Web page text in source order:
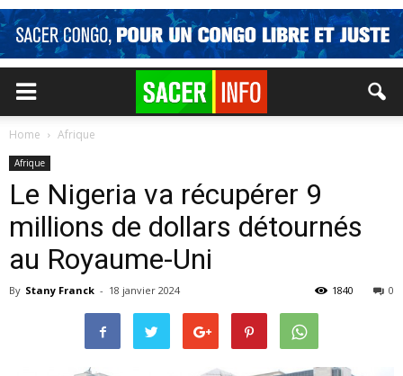
Home Afrique
Afrique
Le Nigeria va récupérer 9
millions de dollars détournés
au Royaume-Uni
By Stany Franck - 18 janvier 2024 0
1840